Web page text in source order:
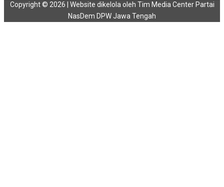
Copyright © 2026 | Website dikelola oleh Tim Media Center Partai
NasDem DPW Jawa Tengah